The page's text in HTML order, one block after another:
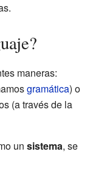
maneras:
gramática) o
(a través de la
un sistema, se